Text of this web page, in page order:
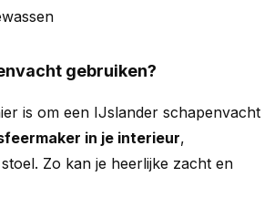
gebruiken?
is om een IJslander schapenvacht
in je interieur,
Zo kan je heerlijke zacht en